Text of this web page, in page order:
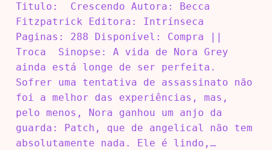
Titulo: Crescendo Autora: Becca
Fitzpatrick Editora: Intrínseca
Paginas: 288 Disponível: Compra ||
Troca Sinopse: A vida de Nora Grey
ainda está longe de ser perfeita.
Sofrer uma tentativa de assassinato não
foi a melhor das experiências, mas,
pelo menos, Nora ganhou um anjo da
guarda: Patch, que de angelical não tem
absolutamente nada. Ele é lindo,…